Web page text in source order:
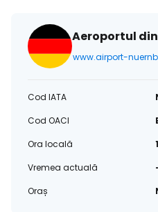
Aeroportul
www.airport-
Cod IATA
Cod OACI
Ora locală
Vremea actuală
Oraș